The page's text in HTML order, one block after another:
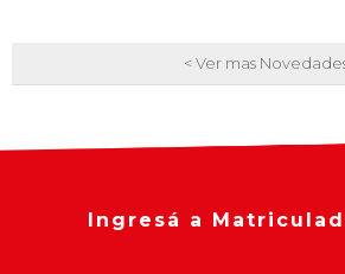
< Ver mas
Ingresá a